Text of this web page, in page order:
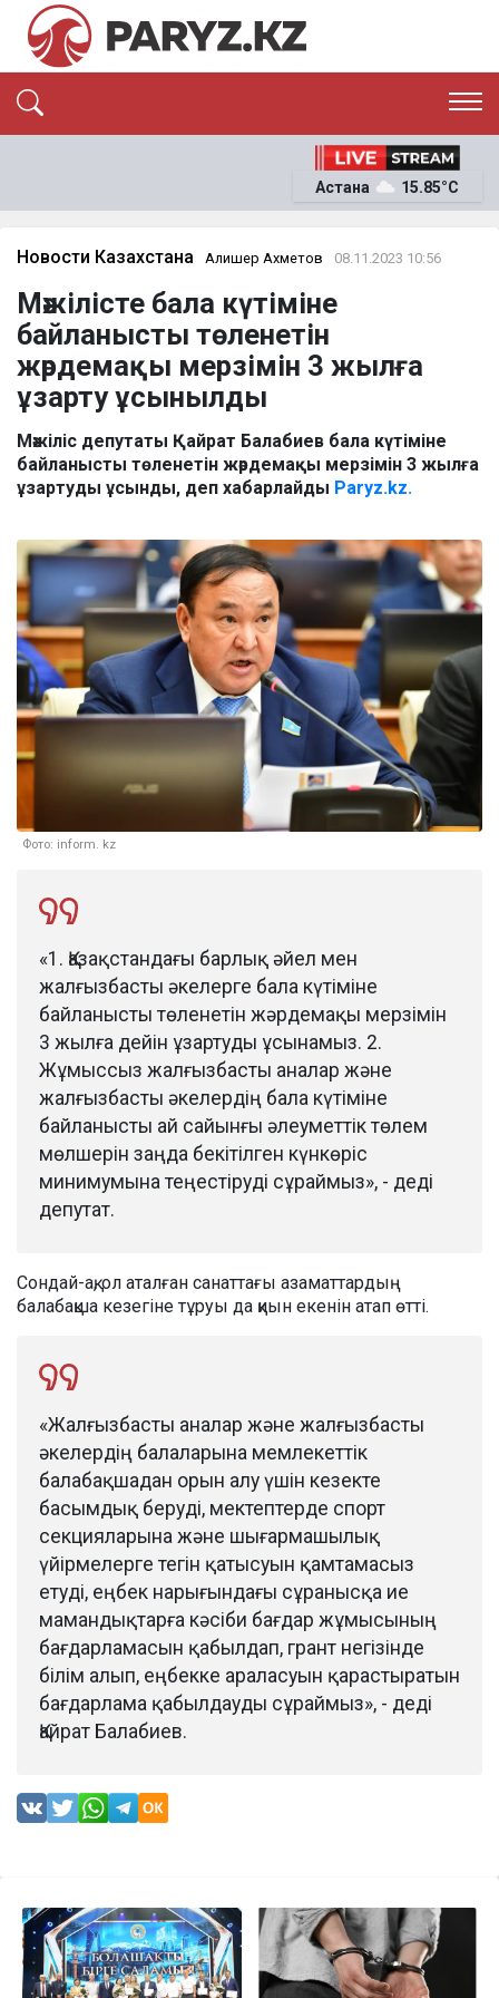
ЭКОНОМИКА
ОҚИҒА
News
Астана 15.85°C
Новости Казахстана Алишер Ахметов 08.11.2023 10:56
Мәжілісте бала күтіміне
байланысты төленетін
жәрдемақы мерзімін 3 жылға
ұзарту ұсынылды
Мәжіліс депутаты Қайрат Балабиев бала күтіміне
байланысты төленетін жәрдемақы мерзімін 3 жылға
ұзартуды ұсынды, деп хабарлайды Paryz.kz.
Фото: inform. kz
«1. Қазақстандағы барлық әйел мен
жалғызбасты әкелерге бала күтіміне
байланысты төленетін жәрдемақы мерзімін
3 жылға дейін ұзартуды ұсынамыз. 2.
Жұмыссыз жалғызбасты аналар және
жалғызбасты әкелердің бала күтіміне
байланысты ай сайынғы әлеуметтік төлем
мөлшерін заңда бекітілген күнкөріс
минимумына теңестіруді сұраймыз», - деді
депутат.
Сондай-ақ, ол аталған санаттағы азаматтардың
балабақша кезегіне тұруы да қиын екенін атап өтті.
«Жалғызбасты аналар және жалғызбасты
әкелердің балаларына мемлекеттік
балабақшадан орын алу үшін кезекте
басымдық беруді, мектептерде спорт
секцияларына және шығармашылық
үйірмелерге тегін қатысуын қамтамасыз
етуді, еңбек нарығындағы сұранысқа ие
мамандықтарға кәсіби бағдар жұмысының
бағдарламасын қабылдап, грант негізінде
білім алып, еңбекке араласуын қарастыратын
бағдарлама қабылдауды сұраймыз», - деді
Қайрат Балабиев.